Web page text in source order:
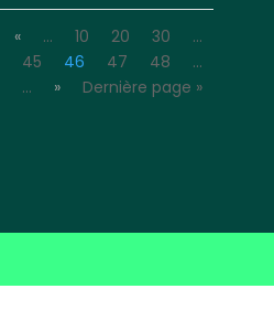
« … 10 20 30
…
45 46 47 48
…
… » Dernière page »